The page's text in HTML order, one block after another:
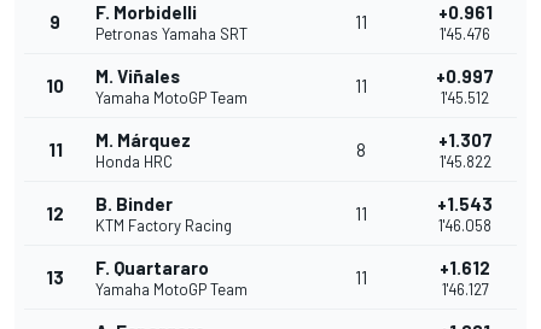
9 F. Morbidelli
Petronas Yamaha SRT
11 +0.961
1'45.476
10 M. Viñales
Yamaha MotoGP Team
11 +0.997
1'45.512
11 M. Márquez
Honda HRC
8 +1.307
1'45.822
12 B. Binder
KTM Factory Racing
11 +1.543
1'46.058
13 F. Quartararo
Yamaha MotoGP Team
11 +1.612
1'46.127